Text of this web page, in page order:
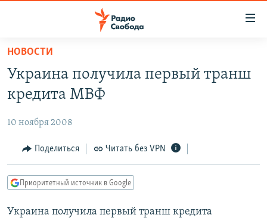
упрощенного
доступа
основному
Вернутся
главной
навигации
Вернутся
ПОДКАСТЫ
АВТОРСКИЕ ПРОЕКТЫ
ЦИТАТЫ СВОБОДЫ
МНЕНИЯ
IDEL.РЕАЛИИ
КАВКАЗ.РЕАЛИИ
НОВОСТИ
Украина получила первый транш
кредита МВФ
10 ноября 2008
Поделиться Читать без VPN
Приоритетный источник в Google
Украина получила первый транш кредита